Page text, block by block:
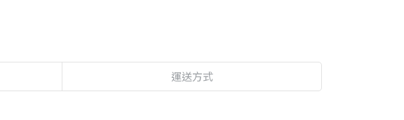
運送方式